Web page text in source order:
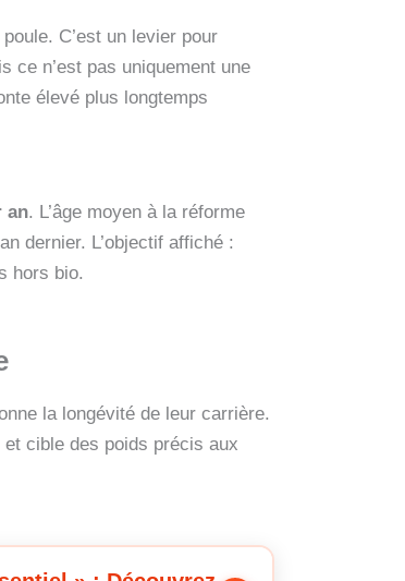
C’est un levier pour
ce n’est pas uniquement une
élevé plus longtemps
an. L’âge moyen à la réforme
dernier. L’objectif affiché :
hors bio.
la longévité de leur carrière.
cible des poids précis aux